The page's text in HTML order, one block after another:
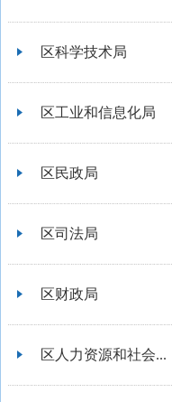
区科学技术局
区工业和信息化局
区民政局
区司法局
区财政局
区人力资源和社会...